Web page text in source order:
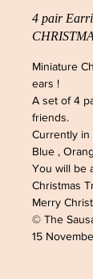
4 pair
Miniature
ears !
A set of 4
friends.
Currently in
Blue ,
You will be
Christmas
Merry
© The
15